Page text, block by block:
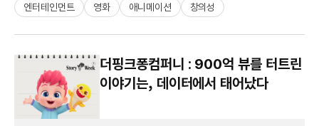
엔터테인먼트 영화 애니메이션 창의성
더핑크퐁컴퍼니 : 900억 뷰를 터트린
이야기는, 데이터에서 태어났다